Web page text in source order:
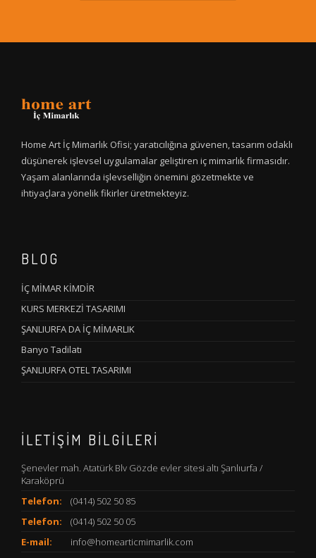
Home Art İç Mimarlık Ofisi; yaratıcılığına güvenen, tasarım odaklı
düşünerek işlevsel uygulamalar geliştiren iç mimarlık firmasıdır.
Yaşam alanlarında işlevselliğin önemini gözetmekte ve
ihtiyaçlara yönelik fikirler üretmekteyiz.
BLOG
İÇ MİMAR KİMDİR
KURS MERKEZİ TASARIMI
ŞANLIURFA DA İÇ MİMARLIK
Banyo Tadilatı
ŞANLIURFA OTEL TASARIMI
İLETIŞIM BILGILERI
Şenevler mah. Atatürk Blv Gözde evler sitesi altı Şanlıurfa /
Karaköprü
Telefon:
(0414) 502 50 85
Telefon:
(0414) 502 50 05
E-mail:
info@homearticmimarlik.com